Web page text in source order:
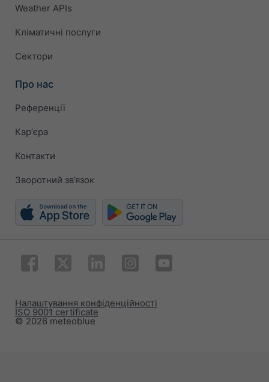
Weather APIs
Кліматичні послуги
Сектори
Про нас
Референції
Карʼєра
Контакти
Зворотний зв’язок
© 2026 meteoblue
ISO 9001 certificate
Налаштування конфіденційності